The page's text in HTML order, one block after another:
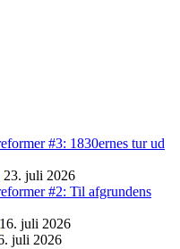
#3: 1830ernes tur ud
23. juli 2026
#2: Til afgrundens
16. juli 2026
juli 2026